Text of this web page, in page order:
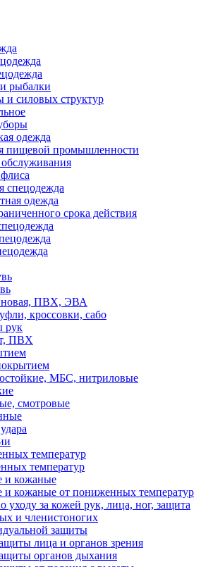
рыбалки
и силовых структур
одежда
пищевой промышленности
спецодежда
одежда
срока действия
ПВХ, ЭВА
кроссовки, сабо
рук
ПВХ
МБС, нитриловые
смотровые
температур
температур
и кожаные
и кожаные от пониженных температур
уходу за кожей рук, лица, ног, защита
и членистоногих
защиты
лица и органов зрения
органов дыхания